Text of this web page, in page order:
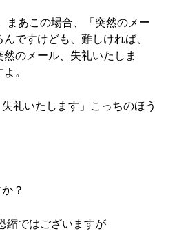
まあこの場合、「突然のメー
ですけども、難しければ、
然のメール、失礼いたしま
。
礼いたします」こっちのほう
？
縮ではございますが